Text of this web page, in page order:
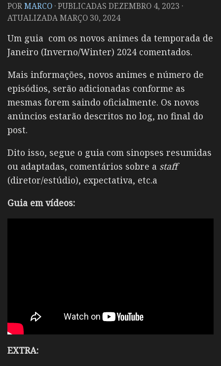
PORMARCO · PUBLICADAS DEZEMBRO 4, 2023 ·
ATUALIZADAMARÇO 30, 2024
Um guia com os novos animes da temporada de
Janeiro (Inverno/Winter) 2024 comentados.
Mais informações, novos animes e número de
episódios, serão adicionadas conforme as
mesmas forem saindo oficialmente. Os novos
anúncios estarão descritos no log, no final do
post.
Dito isso, segue o guia com sinopses resumidas
ou adaptadas, comentários sobre a staff
(diretor/estúdio), expectativa, etc.a
Guia em vídeos:
EXTRA: